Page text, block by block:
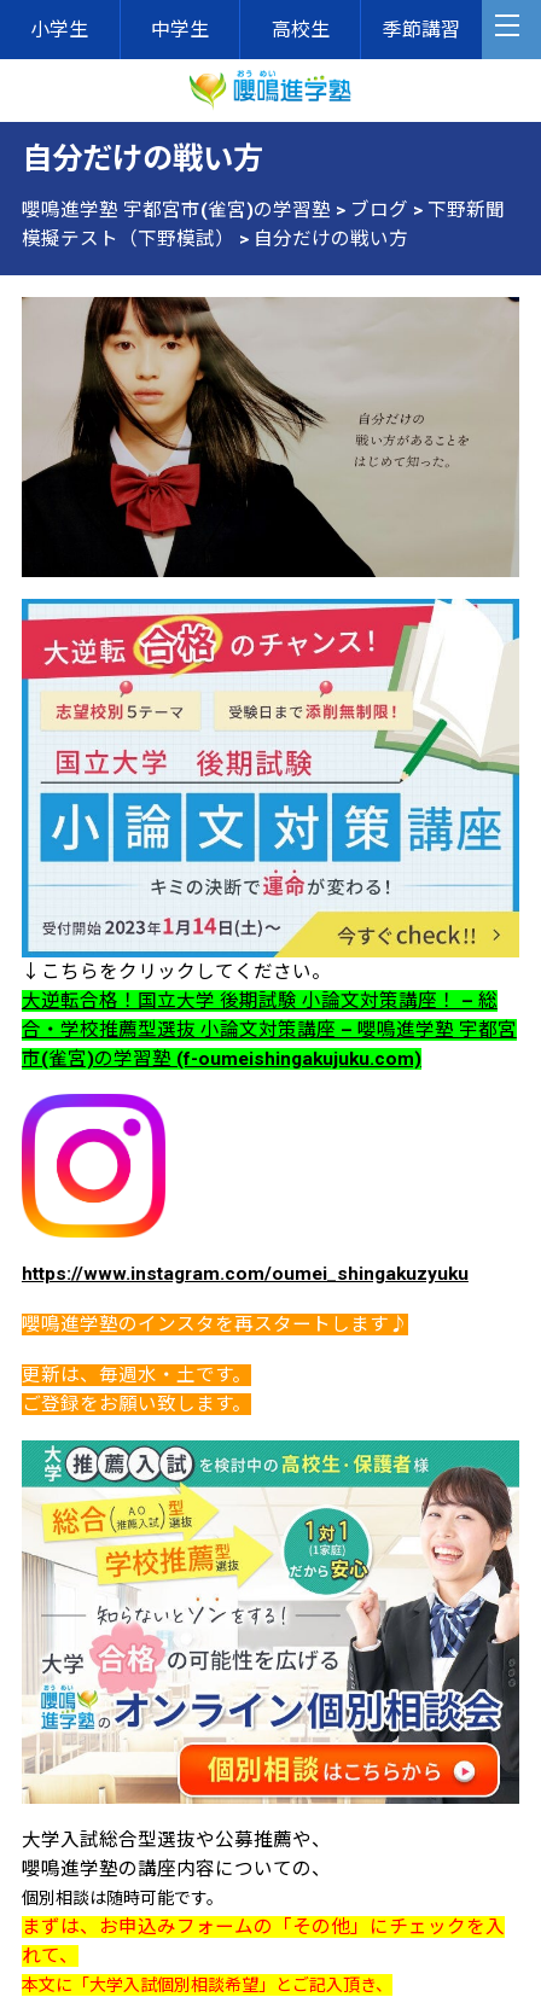
小学生 中学生 高校生 季節講習
自分だけの戦い方
嚶鳴進学塾 宇都宮市(雀宮)の学習塾 > ブログ > 下野新聞
模擬テスト（下野模試）
> 自分だけの戦い方
↓こちらをクリックしてください。
大逆転合格！国立大学 後期試験 小論文対策講座！ – 総
合・学校推薦型選抜 小論文対策講座 – 嚶鳴進学塾 宇都宮
市(雀宮)の学習塾 (f-oumeishingakujuku.com)
https://www.instagram.com/oumei_shingakuzyuku
嚶鳴進学塾のインスタを再スタートします♪
更新は、毎週水・土です。
ご登録をお願い致します。
大学入試総合型選抜や公募推薦や、
嚶鳴進学塾の講座内容についての、
個別相談は随時可能です。
まずは、お申込みフォームの「その他」にチェックを入
れて、
本文に「大学入試個別相談希望」とご記入頂き、